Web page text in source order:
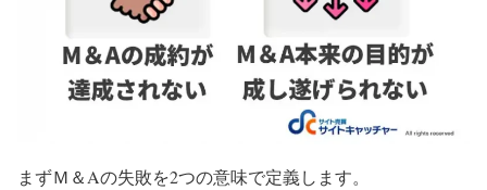
まずＭ＆Aの失敗を2つの意味で定義します。